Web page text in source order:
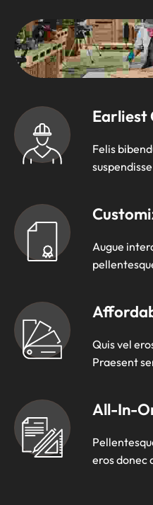
Earliest
Felis
Augue
Quis vel
Praesent
All-In-
eros donec